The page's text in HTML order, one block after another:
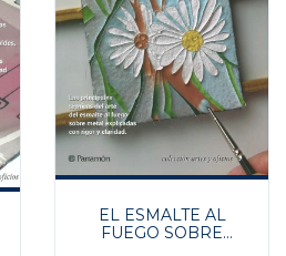
EL ESMALTE AL
FUEGO SOBRE